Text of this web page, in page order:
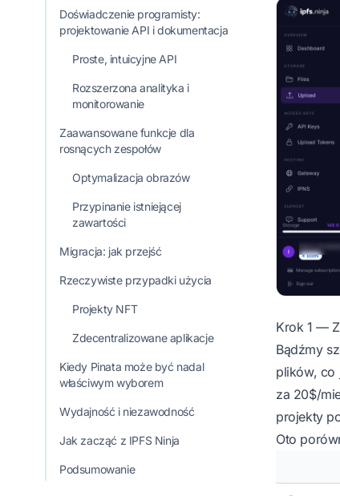
Doświadczenie programisty:
projektowanie API i dokumentacja
Proste, intuicyjne API
Rozszerzona analityka i
monitorowanie
Zaawansowane funkcje dla
rosnących zespołów
Optymalizacja obrazów
Przypinanie istniejącej
zawartości
Migracja: jak przejść
Rzeczywiste przypadki użycia
Projekty NFT
Zdecentralizowane aplikacje
Kiedy Pinata może być nadal
właściwym wyborem
Wydajność i niezawodność
Jak zacząć z IPFS Ninja
Podsumowanie
Krok 1 —
Bądźmy
plików, co
za 20$/
projekty
Oto